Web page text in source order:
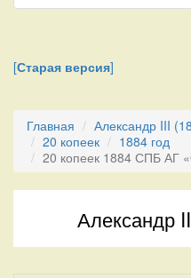
[Старая версия]
Главная Александр III
20 копеек
1884 год
20 копеек 1884 СПБ АГ
Александр